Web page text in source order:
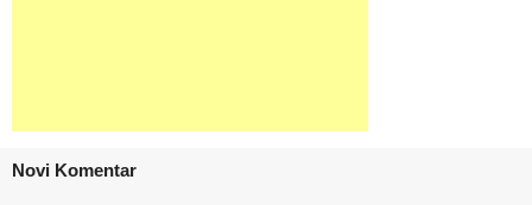
Novi Komentar